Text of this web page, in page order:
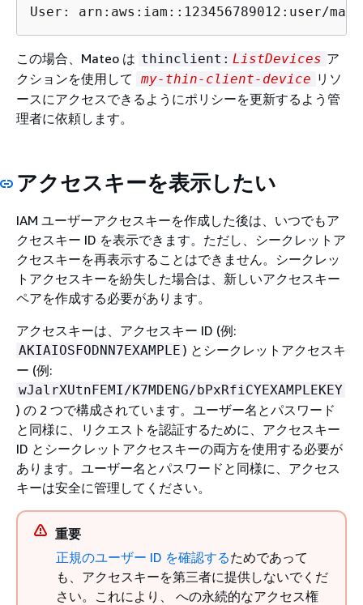
User: arn:aws:iam::123456789012:user/
この場合、Mateo は thinclient: ListDevices ア
クションを使用して
my-thin-client-device リソ
ースにアクセスできるようにポリシーを更新するよう管
理者に依頼します。
アクセスキーを表示したい
IAM ユーザーアクセスキーを作成した後は、いつでもア
クセスキー ID を表示できます。ただし、シークレットア
クセスキーを再表示することはできません。シークレッ
トアクセスキーを紛失した場合は、新しいアクセスキー
ペアを作成する必要があります。
アクセスキーは、アクセスキー ID (例:
AKIAIOSFODNN7EXAMPLE ) とシークレットアクセスキ
ー (例:
wJalrXUtnFEMI/K7MDENG/bPxRfiCYEXAMPLEKEY
) の 2 つで構成されています。ユーザー名とパスワード
と同様に、リクエストを認証するために、アクセスキー
ID とシークレットアクセスキーの両方を使用する必要が
あります。ユーザー名とパスワードと同様に、アクセス
キーは安全に管理してください。
重要
正規のユーザー ID を確認するためであって
も、アクセスキーを第三者に提供しないでくだ
さい。これにより、 への永続的なアクセス権